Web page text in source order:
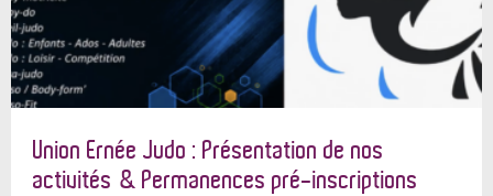
Union Ernée Judo : Présentation de nos
activités & Permanences pré-inscriptions